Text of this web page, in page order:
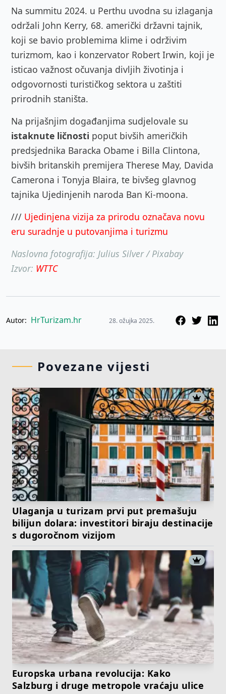
Na summitu 2024. u Perthu uvodna su izlaganja
održali John Kerry, 68. američki državni tajnik,
koji se bavio problemima klime i održivim
turizmom, kao i konzervator Robert Irwin, koji je
isticao važnost očuvanja divljih životinja i
odgovornosti turističkog sektora u zaštiti
prirodnih staništa.
Na prijašnjim događanjima sudjelovale su
istaknute ličnosti poput bivših američkih
predsjednika Baracka Obame i Billa Clintona,
bivših britanskih premijera Therese May, Davida
Camerona i Tonyja Blaira, te bivšeg glavnog
tajnika Ujedinjenih naroda Ban Ki-moona.
/// Ujedinjena vizija za prirodu označava novu
eru suradnje u putovanjima i turizmu
Naslovna fotografija: Julius Silver / Pixabay
Izvor: WTTC
Autor: HrTurizam.hr 28. ožujka 2025.
Povezane vijesti
Ulaganja u turizam prvi put premašuju
bilijun dolara: investitori biraju destinacije
s dugoročnom vizijom
Europska urbana revolucija: Kako
Salzburg i druge metropole vraćaju ulice